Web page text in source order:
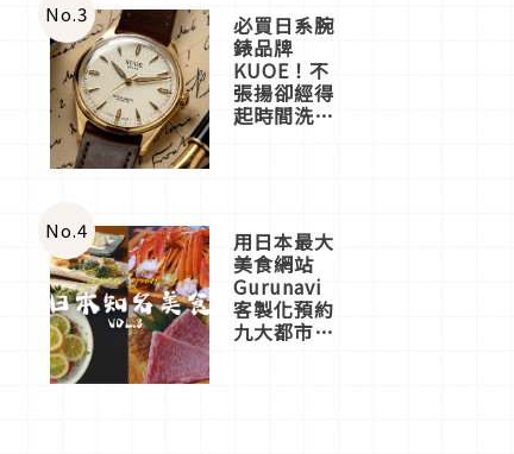
No.3 必買日系腕
錶品牌
KUOE！不
張揚卻經得
起時間洗鍊
No.4 用日本最大
美食網站
Gurunavi
客製化預約
九大都市餐